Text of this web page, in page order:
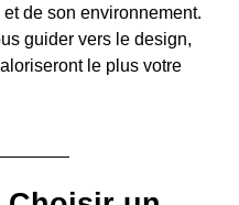
de son environnement.
guider vers le design,
le plus votre